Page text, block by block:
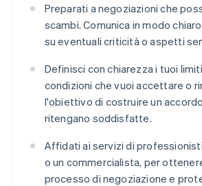
Preparati a negoziazioni che
scambi. Comunica in modo
su eventuali criticità o aspetti
Definisci con chiarezza i tuoi
condizioni che vuoi accettare o
l'obiettivo di costruire un
ritengano soddisfatte.
Affidati ai servizi di
o un commercialista, per
processo di negoziazione e